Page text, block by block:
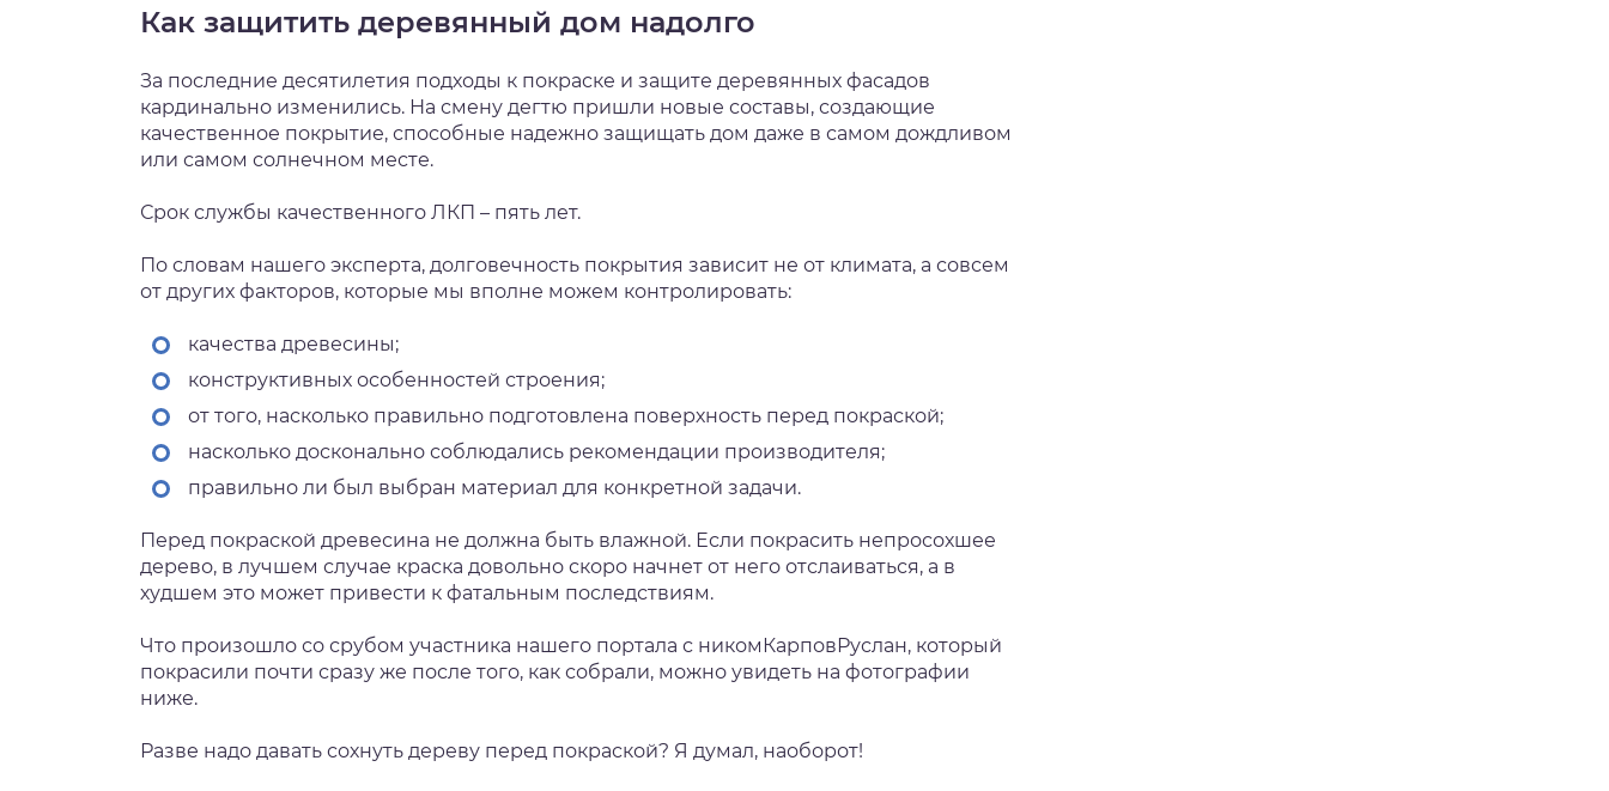
Как защитить деревянный дом надолго
За последние десятилетия подходы к покраске и защите деревянных фасадов
кардинально изменились. На смену дегтю пришли новые составы, создающие
качественное покрытие, способные надежно защищать дом даже в самом дождливом
или самом солнечном месте.
Срок службы качественного ЛКП – пять лет.
По словам нашего эксперта, долговечность покрытия зависит не от климата, а совсем
от других факторов, которые мы вполне можем контролировать:
качества древесины;
конструктивных особенностей строения;
от того, насколько правильно подготовлена поверхность перед покраской;
насколько досконально соблюдались рекомендации производителя;
правильно ли был выбран материал для конкретной задачи.
Перед покраской древесина не должна быть влажной. Если покрасить непросохшее
дерево, в лучшем случае краска довольно скоро начнет от него отслаиваться, а в
худшем это может привести к фатальным последствиям.
Что произошло со срубом участника нашего портала с никомКарповРуслан, который
покрасили почти сразу же после того, как собрали, можно увидеть на фотографии
ниже.
Разве надо давать сохнуть дереву перед покраской? Я думал, наоборот!